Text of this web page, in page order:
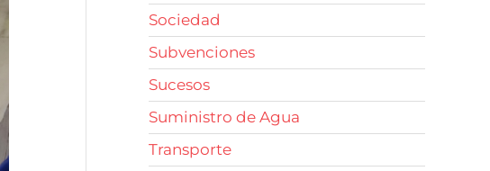
Sociedad
Subvenciones
Sucesos
Suministro de Agua
Transporte